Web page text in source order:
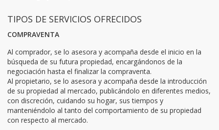
TIPOS DE SERVICIOS OFRECIDOS
COMPRAVENTA
Al comprador, se lo asesora y acompaña desde el inicio en la
búsqueda de su futura propiedad, encargándonos de la
negociación hasta el finalizar la compraventa.
Al propietario, se lo asesora y acompaña desde la introducción
de su propiedad al mercado, publicándolo en diferentes medios,
con discreción, cuidando su hogar, sus tiempos y
manteniéndolo al tanto del comportamiento de su propiedad
con respecto al mercado.